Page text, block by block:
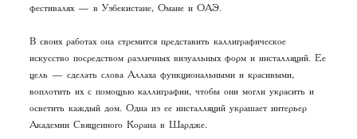
фестивалях — в Узбекистане, Омане и ОАЭ.
В своих работах она стремится представить каллиграфическое
искусство посредством различных визуальных форм и инсталляций. Ее
цель — сделать слова Аллаха функциональными и красивыми,
воплотить их с помощью каллиграфии, чтобы они могли украсить и
осветить каждый дом. Одна из ее инсталляций украшает интерьер
Академии Священного Корана в Шардже.